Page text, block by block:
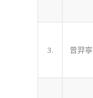
3. 曾羿寧